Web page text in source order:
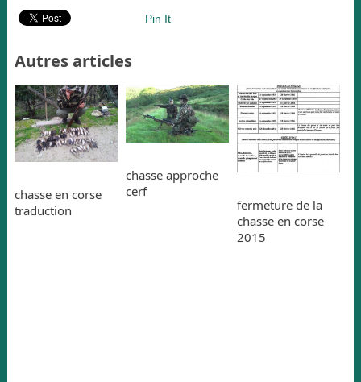
Pin It
Autres articles
chasse en corse
traduction
chasse approche
cerf
fermeture de la
chasse en corse
2015